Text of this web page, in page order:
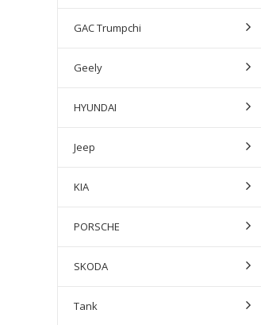
GAC Trumpchi
Geely
HYUNDAI
Jeep
KIA
PORSCHE
SKODA
Tank